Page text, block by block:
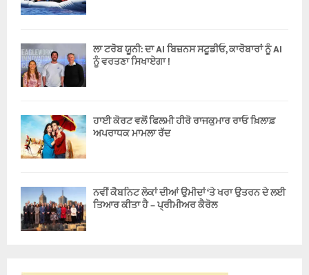
ਲਾ ਟਰੋਬ ਯੂਨੀ: ਦਾ AI ਬਿਜ਼ਨਸ ਸਟੂਡੀਓ, ਕਾਰੋਬਾਰਾਂ ਨੂੰ AI
ਨੂੰ ਵਰਤਣਾ ਸਿਖਾਏਗਾ !
ਹਾਈ ਕੋਰਟ ਵਲੋਂ ਫਿਲਮੀ ਹੀਰੋ ਰਾਜਕੁਮਾਰ ਰਾਓ ਖ਼ਿਲਾਫ਼
ਅਪਰਾਧਕ ਮਾਮਲਾ ਰੱਦ
ਨਵੀਂ ਕੈਬਨਿਟ ਲੋਕਾਂ ਦੀਆਂ ਉਮੀਦਾਂ ‘ਤੇ ਖਰਾ ਉਤਰਨ ਦੇ ਲਈ
ਤਿਆਰ ਕੀਤਾ ਹੈ – ਪ੍ਰੀਮੀਅਰ ਕੈਰੋਲ